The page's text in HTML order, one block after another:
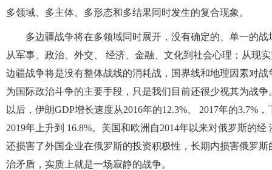
多领域、多主体、多形态和多结果同时发生的复合现象。
多边疆战争将在多领域同时展开，没有确定的、单一的
从军事、政治、外交、 经济、金融、文化到社会心理；从现
边疆战争将是没有整体战线的消耗战，国界线和地理因素对
为国际政治斗争的主要手段，只是我们目前还很少视其为战
以后，伊朗GDP增长速度从2016年的12.3%、 2017年的3.7%
2019年上升到 16.8%。美国和欧洲自2014年以来对俄罗斯的
还损害了外国企业在俄罗斯的投资积极性，长期内损害俄罗
治矛盾，实质上就是一场寂静的战争。